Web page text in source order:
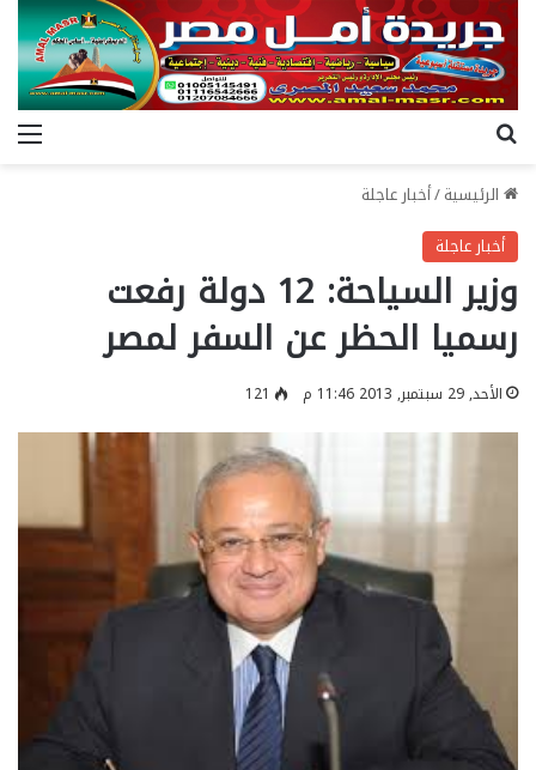
الرئيسية/أخبار عاجلة
أخبار عاجلة
وزير السياحة: 12 دولة رفعت
رسميا الحظر عن السفر لمصر
الأحد, 29 سبتمبر, 2013 11:46 م 121